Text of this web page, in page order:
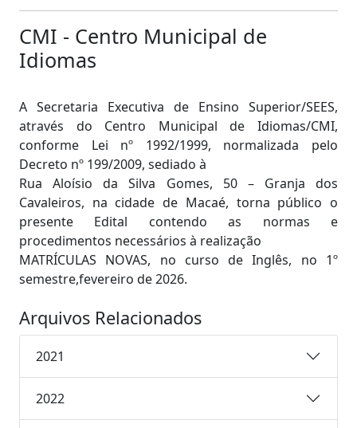
CMI - Centro Municipal de
Idiomas
A Secretaria Executiva de Ensino Superior/SEES,
através do Centro Municipal de Idiomas/CMI,
conforme Lei nº 1992/1999, normalizada pelo
Decreto nº 199/2009, sediado à
Rua Aloísio da Silva Gomes, 50 – Granja dos
Cavaleiros, na cidade de Macaé, torna público o
presente Edital contendo as normas e
procedimentos necessários à realização
MATRÍCULAS NOVAS, no curso de Inglês, no 1º
semestre,fevereiro de 2026.
Arquivos Relacionados
2021
2022